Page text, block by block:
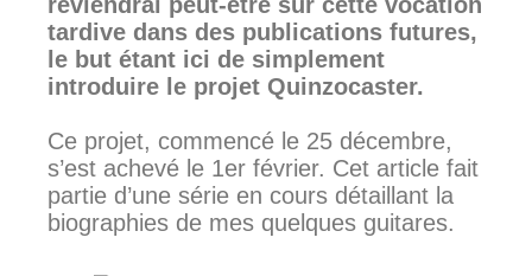
tardive dans des publications futures,
le but étant ici de simplement
introduire le projet Quinzocaster.
Ce projet, commencé le 25 décembre,
s’est achevé le 1er février. Cet article fait
partie d’une série en cours détaillant la
biographies de mes quelques guitares.